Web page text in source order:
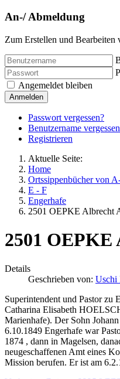
An-/ Abmeldung
Zum Erstellen und Bearbeiten
Angemeldet bleiben
Anmelden
Passwort vergessen?
Benutzername
Registrieren
Aktuelle Seite:
Home
Ortssippenbücher von
E - F
Engerhafe
2501 OEPKE Albrecht
2501
Details
Geschrieben von: Uschi
Superintendent und Pastor zu
Catharina Elisabeth
Marienhafe). Der Sohn
6.10.1849 Engerhafe war
1874 , dann in Magelsen,
neugeschaffenen Amt eines
Mission berufen. Er ist am